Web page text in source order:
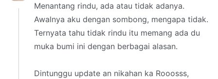
Menantang rindu, ada atau tidak adanya.
Awalnya aku dengan sombong, mengapa tidak.
Ternyata tahu tidak rindu itu memang ada du
muka bumi ini dengan berbagai alasan.
Dintunggu update an nikahan ka Rooosss,